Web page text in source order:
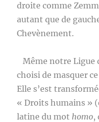
droite comme
autant que de
Chevènement.
Même notre Ligue
choisi de masquer
Elle s’est
« Droits humains »
latine du mot homo,